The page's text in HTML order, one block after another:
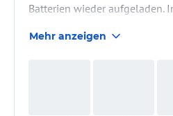
Batterien wieder aufgeladen.
Mehr anzeigen